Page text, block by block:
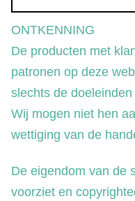
ONTKENNING
De producten met
patronen op deze
slechts de
Wij mogen niet hen
wettiging van de
De eigendom van de
voorziet en